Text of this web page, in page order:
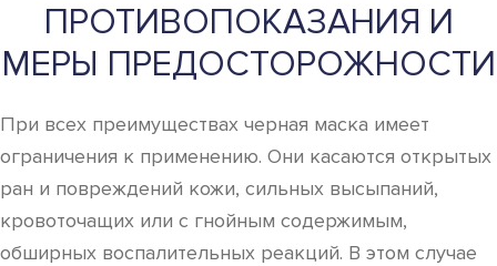
ПРОТИВОПОКАЗАНИЯ И
МЕРЫ ПРЕДОСТОРОЖНОСТИ
При всех преимуществах черная маска имеет
ограничения к применению. Они касаются открытых
ран и повреждений кожи, сильных высыпаний,
кровоточащих или с гнойным содержимым,
обширных воспалительных реакций. В этом случае